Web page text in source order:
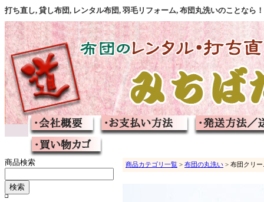
打ち直し, 貸し布団, レンタル布団, 羽毛リフォーム, 布団丸洗いのことな
商品検索 商品カテゴリ一覧 > 布団の丸洗い > 布団クリ